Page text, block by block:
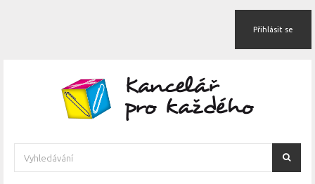
Přihlásit se